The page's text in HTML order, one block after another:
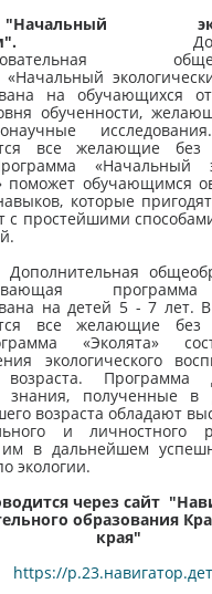
на обучающихся
обученности,
все желающие без
«Начальный
поможет обучающимся
которые
с простейшими
Дополнительная
на детей 5 - 7 лет.
все желающие без
«Эколята»
экологического
возраста. Программа
знания, полученные в
возраста обладают
и личностного
им в дальнейшем
экологии.
через сайт
образования
края"
https://